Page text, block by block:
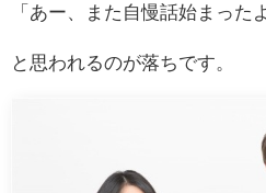
「あー、また自慢話始まった
と思われるのが落ちです。